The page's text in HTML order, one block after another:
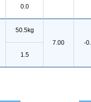
0.0
50.5kg
7.00
-
1.5